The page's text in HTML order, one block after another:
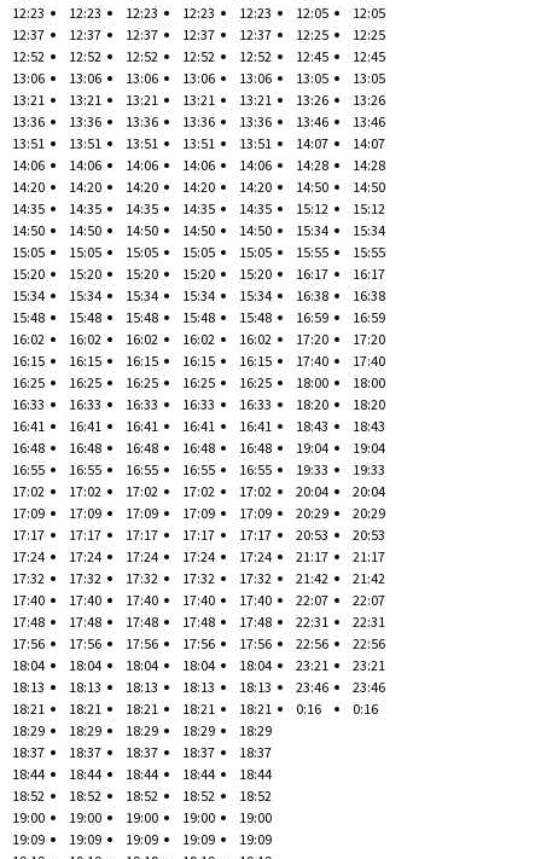
12:23
12:37
12:52
13:06
13:21
13:36
13:51
14:06
14:20
14:35
14:50
15:05
15:20
15:34
15:48
16:02
16:15
16:25
16:33
16:41
16:48
16:55
17:02
17:09
17:17
17:24
17:32
17:40
17:48
17:56
18:04
18:13
18:21
18:29
18:37
18:44
18:52
19:00
19:09
12:23
12:37
12:52
13:06
13:21
13:36
13:51
14:06
14:20
14:35
14:50
15:05
15:20
15:34
15:48
16:02
16:15
16:25
16:33
16:41
16:48
16:55
17:02
17:09
17:17
17:24
17:32
17:40
17:48
17:56
18:04
18:13
18:21
18:29
18:37
18:44
18:52
19:00
19:09
12:23
12:37
12:52
13:06
13:21
13:36
13:51
14:06
14:20
14:35
14:50
15:05
15:20
15:34
15:48
16:02
16:15
16:25
16:33
16:41
16:48
16:55
17:02
17:09
17:17
17:24
17:32
17:40
17:48
17:56
18:04
18:13
18:21
18:29
18:37
18:44
18:52
19:00
19:09
12:23
12:37
12:52
13:06
13:21
13:36
13:51
14:06
14:20
14:35
14:50
15:05
15:20
15:34
15:48
16:02
16:15
16:25
16:33
16:41
16:48
16:55
17:02
17:09
17:17
17:24
17:32
17:40
17:48
17:56
18:04
18:13
18:21
18:29
18:37
18:44
18:52
19:00
19:09
12:23
12:37
12:52
13:06
13:21
13:36
13:51
14:06
14:20
14:35
14:50
15:05
15:20
15:34
15:48
16:02
16:15
16:25
16:33
16:41
16:48
16:55
17:02
17:09
17:17
17:24
17:32
17:40
17:48
17:56
18:04
18:13
18:21
18:29
18:37
18:44
18:52
19:00
19:09
12:05
12:25
12:45
13:05
13:26
13:46
14:07
14:28
14:50
15:12
15:34
15:55
16:17
16:38
16:59
17:20
17:40
18:00
18:20
18:43
19:04
19:33
20:04
20:29
20:53
21:17
21:42
22:07
22:31
22:56
23:21
23:46
0:16
12:05
12:25
12:45
13:05
13:26
13:46
14:07
14:28
14:50
15:12
15:34
15:55
16:17
16:38
16:59
17:20
17:40
18:00
18:20
18:43
19:04
19:33
20:04
20:29
20:53
21:17
21:42
22:07
22:31
22:56
23:21
23:46
0:16